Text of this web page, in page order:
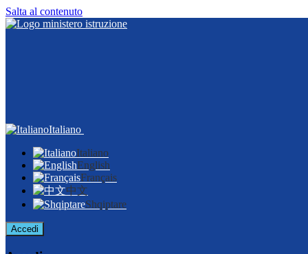
Salta al contenuto
Italiano
Italiano
English
Français
中文
Shqiptare
Accedi